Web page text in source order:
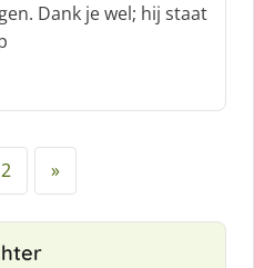
Dank je wel; hij staat
2 »